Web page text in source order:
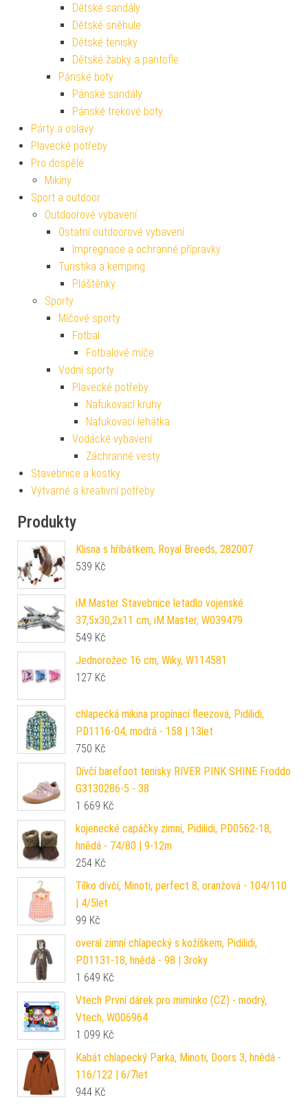
Dětské sandály
Dětské sněhule
Dětské tenisky
Dětské žabky a pantofle
Pánské boty
Pánské sandály
Pánské trekové boty
Párty a oslavy
Plavecké potřeby
Pro dospělé
Mikiny
Sport a outdoor
Outdoorové vybavení
Ostatní outdoorové vybavení
Impregnace a ochranné přípravky
Turistika a kemping
Pláštěnky
Sporty
Míčové sporty
Fotbal
Fotbalové míče
Vodní sporty
Plavecké potřeby
Nafukovací kruhy
Nafukovací lehátka
Vodácké vybavení
Záchranné vesty
Stavebnice a kostky
Výtvarné a kreativní potřeby
Produkty
Klisna s hříbátkem, Royal Breeds, 282007
539 Kč
iM.Master Stavebnice letadlo vojenské
37,5x30,2x11 cm, iM.Master, W039479
549 Kč
Jednorožec 16 cm, Wiky, W114581
127 Kč
chlapecká mikina propínací fleezová, Pidilidi,
PD1116-04, modrá - 158 | 13let
750 Kč
Dívčí barefoot tenisky RIVER PINK SHINE Froddo
G3130286-5 - 38
1 669 Kč
kojenecké capáčky zimní, Pidilidi, PD0562-18,
hnědá - 74/80 | 9-12m
254 Kč
Tílko dívčí, Minoti, perfect 8, oranžová - 104/110
| 4/5let
99 Kč
overal zimní chlapecký s kožíškem, Pidilidi,
PD1131-18, hnědá - 98 | 3roky
1 649 Kč
Vtech První dárek pro miminko (CZ) - modrý,
Vtech, W006964
1 099 Kč
Kabát chlapecký Parka, Minoti, Doors 3, hnědá -
116/122 | 6/7let
944 Kč